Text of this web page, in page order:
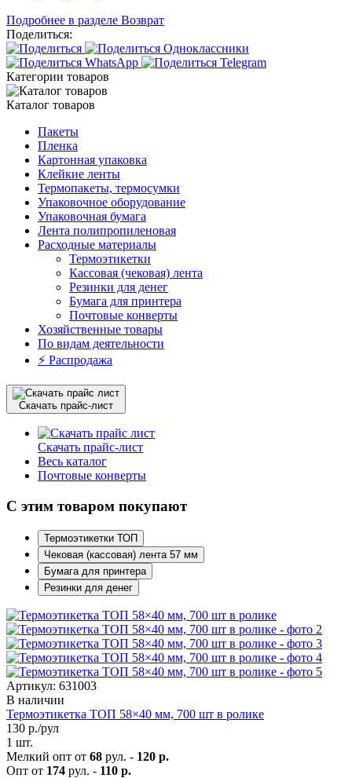
Подробнее в разделе Возврат
Поделиться:
Категории товаров
Каталог товаров
Пакеты
Пленка
Картонная упаковка
Клейкие ленты
Термопакеты, термосумки
Упаковочное оборудование
Упаковочная бумага
Лента полипропиленовая
Расходные материалы
Термоэтикетки
Кассовая (чековая) лента
Резинки для денег
Бумага для принтера
Почтовые конверты
Хозяйственные товары
По видам деятельности
⚡️ Распродажа
Скачать прайс-лист
Скачать прайс-лист
Весь каталог
Почтовые конверты
С этим товаром покупают
Термоэтикетки ТОП
Чековая (кассовая) лента 57 мм
Бумага для принтера
Резинки для денег
Артикул: 631003
В наличии
Термоэтикетка ТОП 58×40 мм, 700 шт в ролике
130 р./рул
1 шт.
Мелкий опт от 68 рул. - 120 р.
Опт от 174 рул. - 110 р.